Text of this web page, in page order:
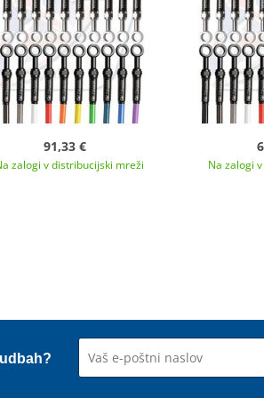
91,33 €
zalogi v distribucijski mreži Na zalogi